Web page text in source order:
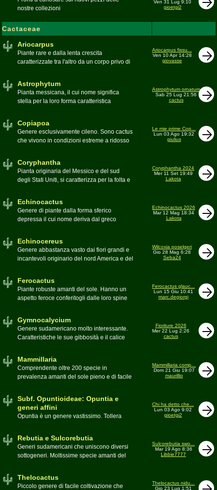
nostre collezioni
Ven 31 Lug 9:10
gioetgi2
Cactaceae
Ariocarpus
Piante rare e dalla lenta crescita
caratterizzate tra l'altro da un corpo privo di
alto rischio di scomparsa in habitat. Amanti
di terricci calcarei e ben drenati
Moderatore
Ariocarpus fissu...
Ven 10 Apr 14:28
giovasse
Astrophytum
Pianta messicana, il cui nome significa
stella per la loro forma caratteristica
Astrophytum ornatum
Sab 25 Lug 21:56
cactus
Copiapoa
Genere esclusivamente cileno. Sono cactus
che vivono in condizioni estreme a ridosso
ModeratoreLuca
Le mie prime Cop...
Lun 03 Ago 19:32
giulius
Coryphantha
Pianta originaria del Messico e del sud
degli Stati Uniti, si caratterizza per la folta e
ànthos (fiore) per via dei suoi fiori che
spuntano sulla cima della pianta
Moderatore
Coryphantha 2024
Mer 11 Set 19:49
Lakota
Echinocactus
Genere di piante dalla forma sferico
depressa il cui nome deriva dal greco
denominati cactus barile per il loro notevole
pessimo
Echinocactus 2026
Mar 12 Mag 18:34
Lakota
Echinocereus
Genere abbastanza vasto dai fiori grandi e
incantevoli originario del nord America e del
Wilcoxia poselgeri
Gio 28 Mag 6:28
Seba24
Ferocactus
Piante robuste amanti del sole. Hanno un
aspetto feroce conferitogli dalle loro spine
Ferocactus glauc...
Lun 15 Giu 10:41
marc.degiorgi
Gymnocalycium
Genere sudamericano molto interessante.
Caratteristiche le sue gibbosità e il calice
Fioriture 2026
Mer 22 Lug 2:26
cactus
Mammillaria
Comprendente oltre 200 specie in
prevalenza amanti del sole pieno e di facile
Mammillaria comp...
Dom 21 Giu 19:07
maurillio
Subf. Opuntioideae: Opuntia e
generi affini
Opuntia è un genere vastissimo. Tollera
Canada. Caratteristiche le temute spine
carnosi spesso commestibili
Chi ha detto che...
Lun 03 Ago 9:02
gioetgi2
Rebutia e Sulcorebutia
Generi sudamericani che uniscono diversi
sottogeneri. Moltissime specie amanti del
Sulcorebutia swo...
Mar 19 Ago 8:36
Libbie7777
Thelocactus
Piccolo genere di facile coltivazione che
Thelocactus nidu...
Gio 23 Lug 1:51